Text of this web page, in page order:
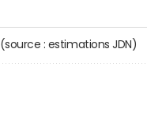
Prix au m2 (source : estimations JDN)